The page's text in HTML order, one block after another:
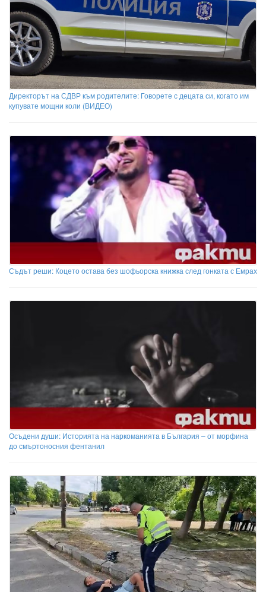
Директорът на СДВР към родителите: Говорете с децата си, когато им
купувате мощни коли (ВИДЕО)
Съдът реши: Коцето остава без шофьорска книжка след гонката с Емрах
Осъдени души: Историята на наркоманията в България – от морфина
до смъртоносния фентанил